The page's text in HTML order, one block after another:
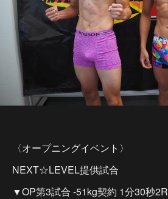
〈オープニングイベント〉
NEXT☆LEVEL提供試合
▼OP第3試合 -51kg契約 1分30秒2R